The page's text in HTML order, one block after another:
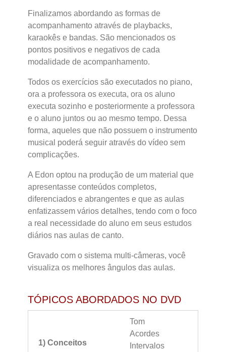
Finalizamos abordando as formas de
acompanhamento através de playbacks,
karaokês e bandas. São mencionados os
pontos positivos e negativos de cada
modalidade de acompanhamento.
Todos os exercícios são executados no piano,
ora a professora os executa, ora os aluno
executa sozinho e posteriormente a professora
e o aluno juntos ou ao mesmo tempo. Dessa
forma, aqueles que não possuem o instrumento
musical poderá seguir através do vídeo sem
complicações.
A Edon optou na produção de um material que
apresentasse conteúdos completos,
diferenciados e abrangentes e que as aulas
enfatizassem vários detalhes, tendo com o foco
a real necessidade do aluno em seus estudos
diários nas aulas de canto.
Gravado com o sistema multi-câmeras, você
visualiza os melhores ângulos das aulas.
TÓPICOS ABORDADOS NO DVD
1) Conceitos
Tom
Acordes
Intervalos